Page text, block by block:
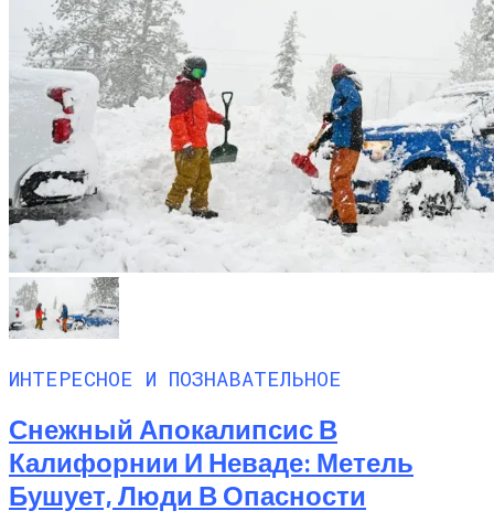
ИНТЕРЕСНОЕ И ПОЗНАВАТЕЛЬНОЕ
Снежный Апокалипсис В
Калифорнии И Неваде: Метель
Бушует, Люди В Опасности